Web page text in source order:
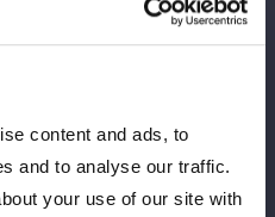
content and ads, to
and to analyse our traffic.
your use of our site with
4月26日（日）横浜アリーナ大
vs舞華＆HANAKOの一戦が、ハ
ことが決定的となった。